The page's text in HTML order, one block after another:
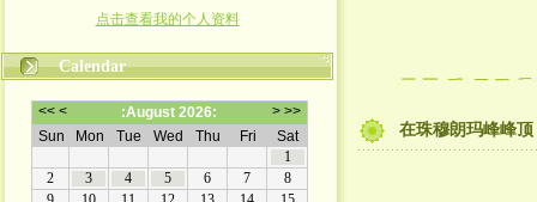
点击查看我的个人资料
Calendar
在珠穆朗玛峰峰顶